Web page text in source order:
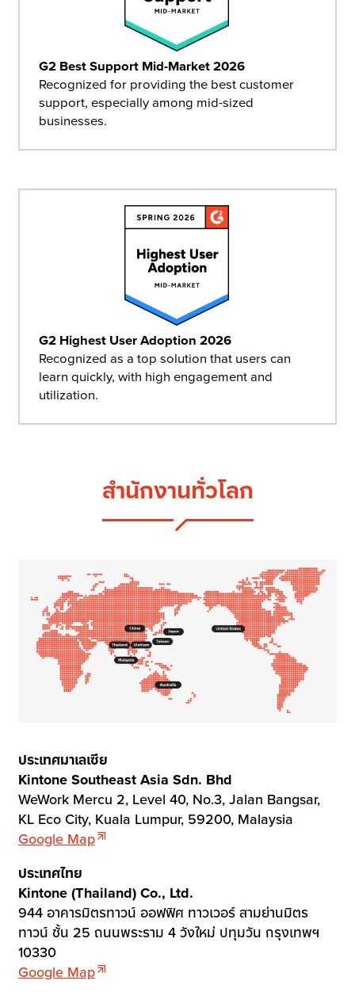
G2 Best Support Mid-Market 2026
Recognized for providing the best customer
support, especially among mid-sized
businesses.
G2 Highest User Adoption 2026
Recognized as a top solution that users can
learn quickly, with high engagement and
utilization.
สำนักงานทั่วโลก
ประเทศมาเลเซีย
Kintone Southeast Asia Sdn. Bhd
WeWork Mercu 2, Level 40, No.3, Jalan Bangsar,
KL Eco City, Kuala Lumpur, 59200, Malaysia
Google Map
ประเทศไทย
Kintone (Thailand) Co., Ltd.
944 อาคารมิตรทาวน์ ออฟฟิศ ทาวเวอร์ สามย่านมิตร
ทาวน์ ชั้น 25 ถนนพระราม 4 วังใหม่ ปทุมวัน กรุงเทพฯ
10330
Google Map